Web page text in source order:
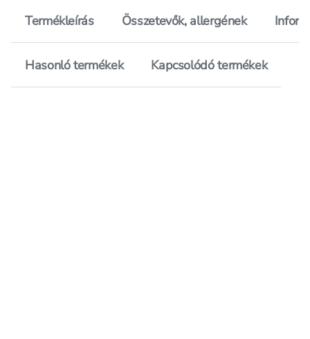
Termékleírás Összetevők, allergének
Hasonló termékek Kapcsolódó termékek